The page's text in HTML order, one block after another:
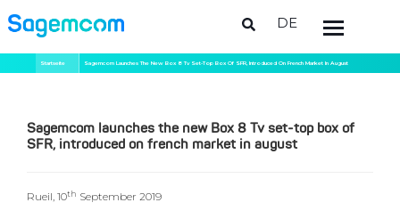
zum
DE
Pfadnavigation
Startseite Sagemcom Launches The New Box 8 Tv Set-Top Box Of SFR, Introduced On French Market In August
Sagemcom launches the new Box 8 Tv set-top box of
SFR, introduced on french market in august
Rueil, 10th September 2019